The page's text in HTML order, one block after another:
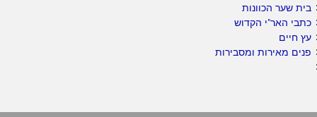
בית שער הכוונות
כתבי האר"י הקדוש
עץ חיים
פנים מאירות ומסבירות